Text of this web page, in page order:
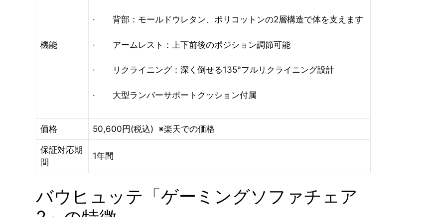
機能
· 背部：モールドウレタン、ポリコットンの2層構造で体を支えます
· アームレスト：上下前後のポジション調節可能
· リクライニング：深く倒せる135°フルリクライニング設計
· 大型ランバーサポートクッション付属
価格 50,600円(税込) ※楽天での価格
保証対応期
間
1年間
バウヒュッテ「ゲーミングソファチェア